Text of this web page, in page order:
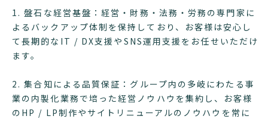
1. 盤石な経営基盤：経営・財務・法務・労務の専門家に
よるバックアップ体制を保持しており、お客様は安心し
て長期的なIT / DX支援やSNS運用支援をお任せいただけ
ます。
2. 集合知による品質保証：グループ内の多岐にわたる事
業の内製化業務で培った経営ノウハウを集約し、お客様
のHP / LP制作やサイトリニューアルのノウハウを常に